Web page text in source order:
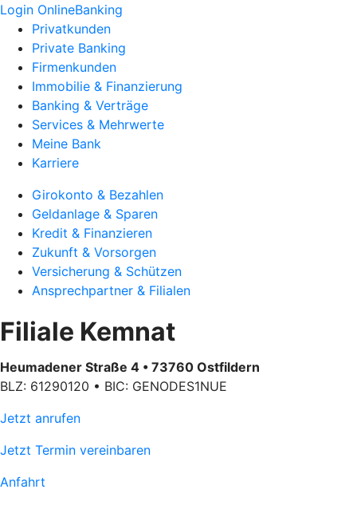
Login OnlineBanking
Privatkunden
Private Banking
Firmenkunden
Immobilie & Finanzierung
Banking & Verträge
Services & Mehrwerte
Meine Bank
Karriere
Girokonto & Bezahlen
Geldanlage & Sparen
Kredit & Finanzieren
Zukunft & Vorsorgen
Versicherung & Schützen
Ansprechpartner & Filialen
Filiale Kemnat
Heumadener Straße 4 • 73760 Ostfildern
BLZ: 61290120 • BIC: GENODES1NUE
Jetzt anrufen
Jetzt Termin vereinbaren
Anfahrt